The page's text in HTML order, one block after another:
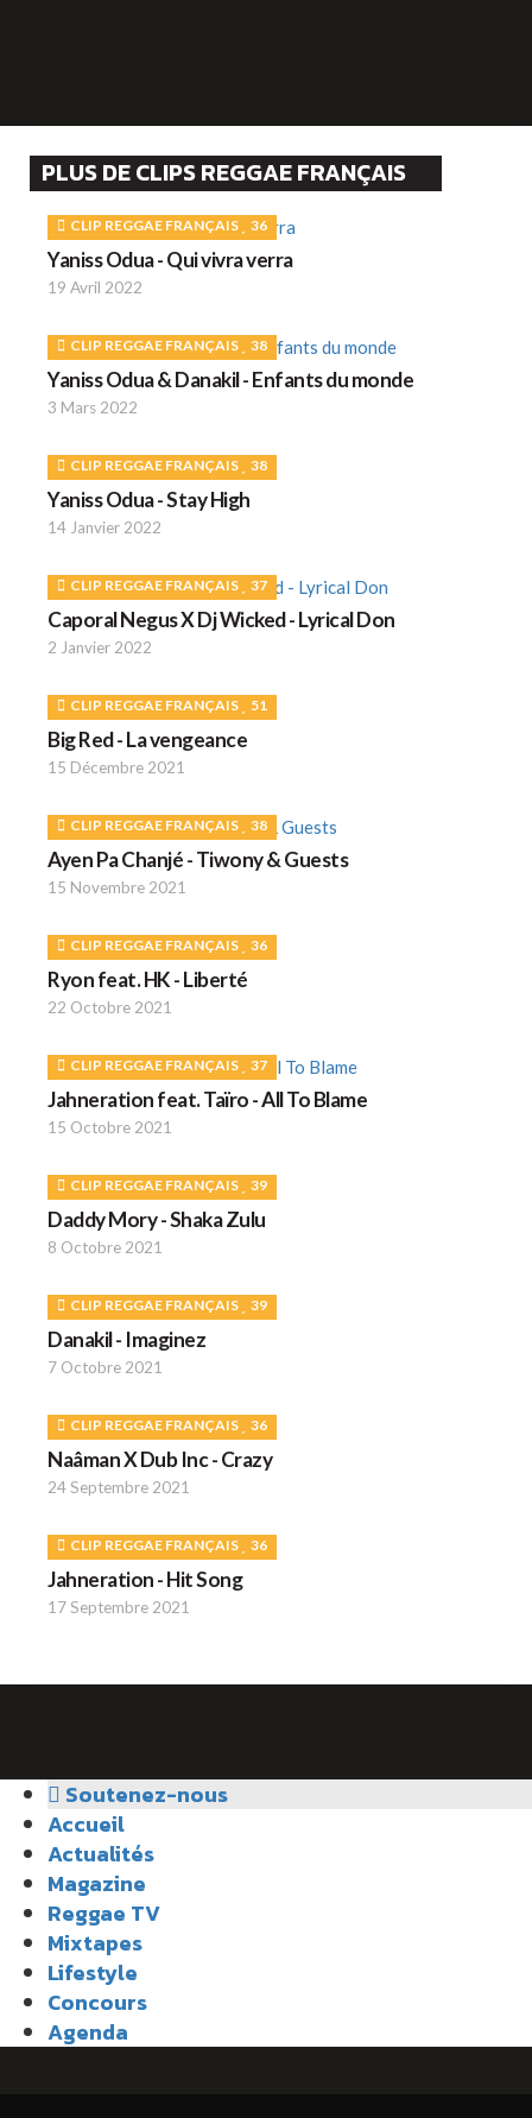
PLUS DE CLIPS REGGAE FRANÇAIS
CLIP REGGAE FRANÇAIS 36
Yaniss Odua - Qui vivra verra
19 Avril 2022
CLIP REGGAE FRANÇAIS 38
Yaniss Odua & Danakil - Enfants du monde
3 Mars 2022
CLIP REGGAE FRANÇAIS 38
Yaniss Odua - Stay High
14 Janvier 2022
CLIP REGGAE FRANÇAIS 37
Caporal Negus X Dj Wicked - Lyrical Don
2 Janvier 2022
CLIP REGGAE FRANÇAIS 51
Big Red - La vengeance
15 Décembre 2021
CLIP REGGAE FRANÇAIS 38
Ayen Pa Chanjé - Tiwony & Guests
15 Novembre 2021
CLIP REGGAE FRANÇAIS 36
Ryon feat. HK - Liberté
22 Octobre 2021
CLIP REGGAE FRANÇAIS 37
Jahneration feat. Taïro - All To Blame
15 Octobre 2021
CLIP REGGAE FRANÇAIS 39
Daddy Mory - Shaka Zulu
8 Octobre 2021
CLIP REGGAE FRANÇAIS 39
Danakil - Imaginez
7 Octobre 2021
CLIP REGGAE FRANÇAIS 36
Naâman X Dub Inc - Crazy
24 Septembre 2021
CLIP REGGAE FRANÇAIS 36
Jahneration - Hit Song
17 Septembre 2021
Soutenez-nous
Accueil
Actualités
Magazine
Reggae TV
Mixtapes
Lifestyle
Concours
Agenda